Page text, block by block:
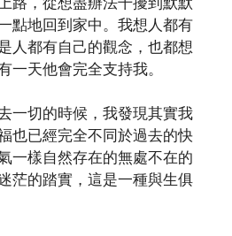
點地回到家中。我想人都有
人都有自己的觀念，也都想
一天他會完全支持我。
一切的時候，我發現其實我
也已經完全不同於過去的快
一樣自然存在的無處不在的
茫的踏實，這是一種與生俱